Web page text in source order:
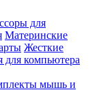
для
Материнские
Жесткие
для компьютера
мышь и